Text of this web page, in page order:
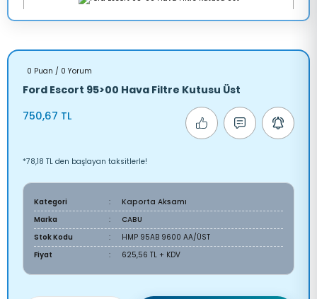
0 Puan / 0 Yorum
Ford Escort 95>00 Hava Filtre Kutusu Üst
750,67 TL
*78,18 TL den başlayan taksitlerle!
Kategori
Kaporta Aksamı
Marka
CABU
Stok Kodu
HMP 95AB 9600 AA/ÜST
Fiyat
625,56 TL + KDV